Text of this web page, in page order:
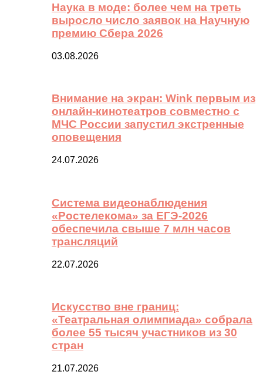
Наука в моде: более чем на треть
выросло число заявок на Научную
премию Сбера 2026
03.08.2026
Внимание на экран: Wink первым из
онлайн-кинотеатров совместно с
МЧС России запустил экстренные
оповещения
24.07.2026
Система видеонаблюдения
«Ростелекома» за ЕГЭ-2026
обеспечила свыше 7 млн часов
трансляций
22.07.2026
Искусство вне границ:
«Театральная олимпиада» собрала
более 55 тысяч участников из 30
стран
21.07.2026